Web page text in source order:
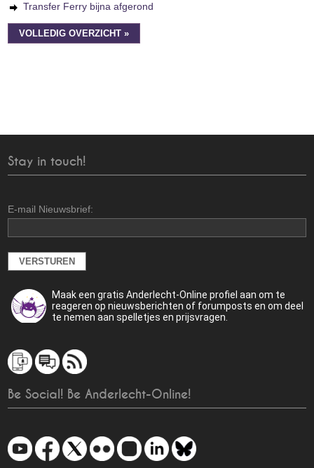
Transfer Ferry bijna afgerond
VOLLEDIG OVERZICHT »
Stay in touch!
E-mail Nieuwsbrief:
Maak een gratis Anderlecht-Online profiel aan om te
reageren op nieuwsberichten of forumposts en om deel
te nemen aan spelletjes en prijsvragen.
Be Social! Be Anderlecht-Online!